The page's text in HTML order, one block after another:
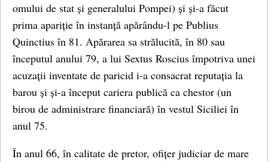
omului de stat și generalului Pompei) și și-a făcut
prima apariție în instanță apărându-l pe Publius
Quinctius în 81. Apărarea sa strălucită, în 80 sau
începutul anului 79, a lui Sextus Roscius împotriva unei
acuzații inventate de paricid i-a consacrat reputația la
barou și și-a început cariera publică ca chestor (un
birou de administrare financiară) în vestul Siciliei în
anul 75.
În anul 66, în calitate de pretor, ofițer judiciar de mare